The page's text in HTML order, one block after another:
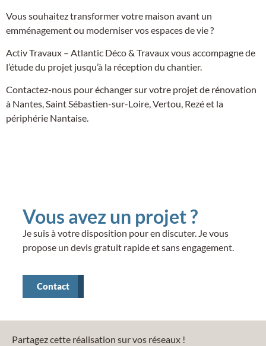
Vous souhaitez transformer votre maison avant un
emménagement ou moderniser vos espaces de vie ?
Activ Travaux – Atlantic Déco & Travaux vous accompagne de
l’étude du projet jusqu’à la réception du chantier.
Contactez-nous pour échanger sur votre projet de rénovation
à Nantes, Saint Sébastien-sur-Loire, Vertou, Rezé et la
périphérie Nantaise.
Vous avez un projet ?
Je suis à votre disposition pour en discuter. Je vous
propose un devis gratuit rapide et sans engagement.
Contact
Partagez cette réalisation sur vos réseaux !